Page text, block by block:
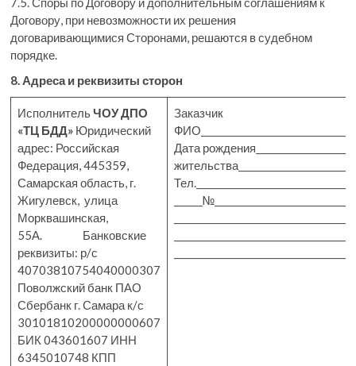
Договору, при невозможности их решения
договаривающимися Сторонами, решаются в судебном
порядке.
8. Адреса и реквизиты сторон
ИсполнительЧОУ ДПО
«ТЦ БДД» Юридический
адрес: Российская
Федерация, 445359,
Самарская область, г.
Жигулевск, улица
Морквашинская,
55А. Банковские
реквизиты: р/с
40703810754040000307
Поволжский банк ПАО
Сбербанк г. Самара к/с
30101810200000000607
БИК 043601607 ИНН
6345010748 КПП
Заказчик
Дата